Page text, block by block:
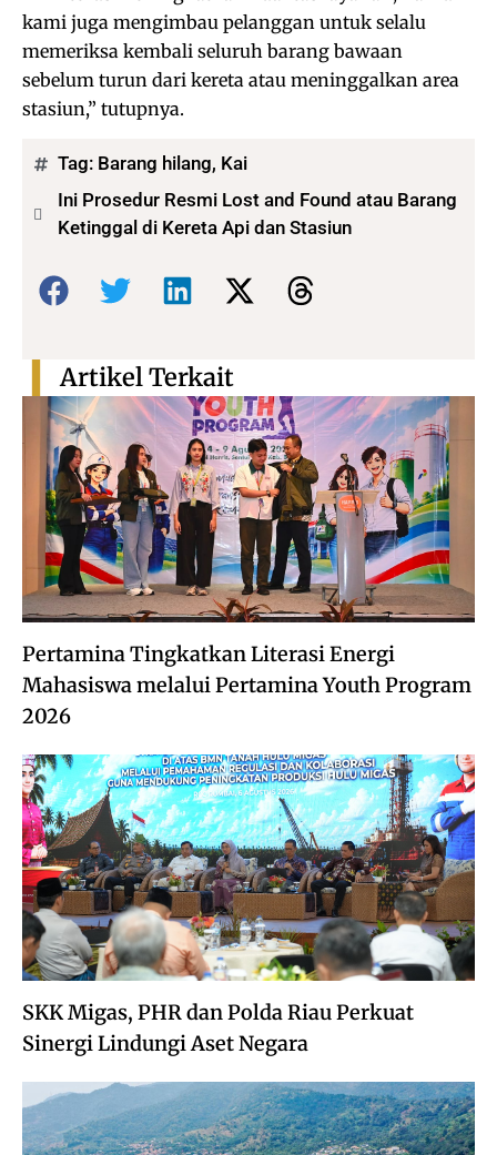
kami juga mengimbau pelanggan untuk selalu
memeriksa kembali seluruh barang bawaan
sebelum turun dari kereta atau meninggalkan area
stasiun,” tutupnya.
Tag: Barang hilang, Kai
Ini Prosedur Resmi Lost and Found atau Barang
Ketinggal di Kereta Api dan Stasiun
Bagikan:
Pertamina Tingkatkan Literasi Energi
Mahasiswa melalui Pertamina Youth Program
2026
SKK Migas, PHR dan Polda Riau Perkuat
Sinergi Lindungi Aset Negara
Artikel Terkait